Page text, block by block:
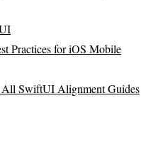
Practices for iOS Mobile
All SwiftUI Alignment Guides